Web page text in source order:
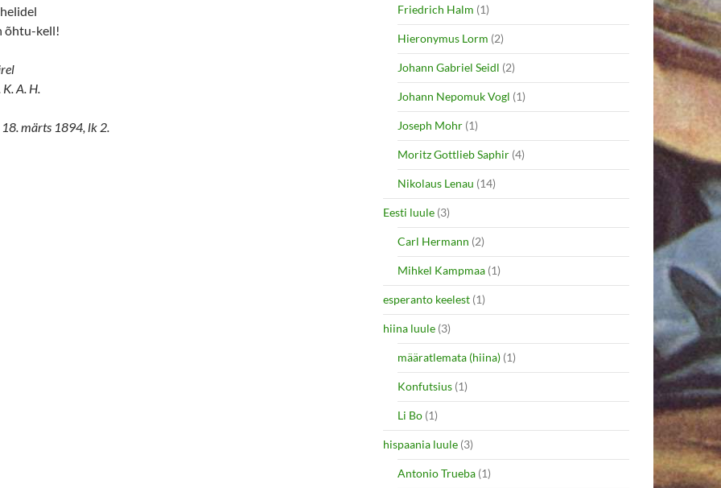
õhtu-kell!
A. H.
märts 1894, lk 2.
Friedrich Halm (1)
Hieronymus Lorm (2)
Johann Gabriel Seidl (2)
Johann Nepomuk Vogl (1)
Joseph Mohr (1)
Moritz Gottlieb Saphir (4)
Nikolaus Lenau (14)
Eesti luule (3)
Carl Hermann (2)
Mihkel Kampmaa (1)
esperanto keelest (1)
hiina luule (3)
määratlemata (hiina) (1)
Konfutsius (1)
Li Bo (1)
hispaania luule (3)
Antonio Trueba (1)